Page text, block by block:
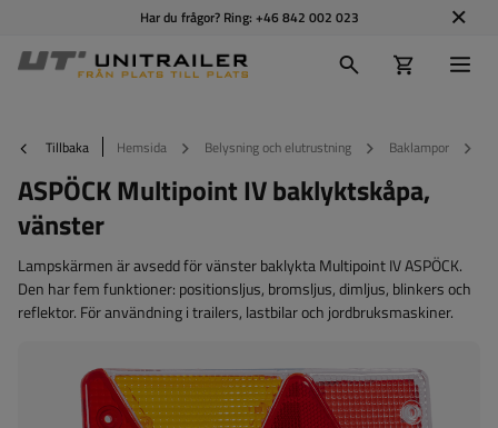
Har du frågor? Ring: +46 842 002 023
Tillbaka Hemsida Belysning och elutrustning Baklampor
ASPÖCK Multipoint IV baklyktskåpa,
vänster
Lampskärmen är avsedd för vänster baklykta Multipoint IV ASPÖCK.
Den har fem funktioner: positionsljus, bromsljus, dimljus, blinkers och
reflektor. För användning i trailers, lastbilar och jordbruksmaskiner.